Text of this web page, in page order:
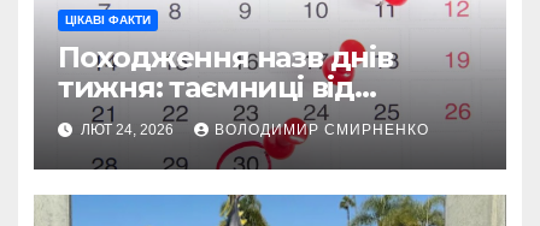
ЦІКАВІ ФАКТИ
Походження назв днів
тижня: таємниці від
Вавилону до Русі
ЛЮТ 24, 2026 ВОЛОДИМИР СМИРНЕНКО